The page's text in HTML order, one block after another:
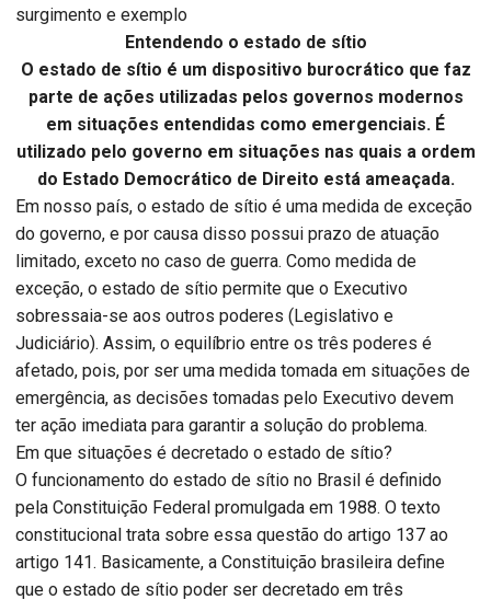
surgimento e exemplo
Entendendo o estado de sítio
O estado de sítio é um dispositivo burocrático que faz
parte de ações utilizadas pelos governos modernos
em situações entendidas como emergenciais. É
utilizado pelo governo em situações nas quais a ordem
do Estado Democrático de Direito está ameaçada.
Em nosso país, o estado de sítio é uma medida de exceção
do governo, e por causa disso possui prazo de atuação
limitado, exceto no caso de guerra. Como medida de
exceção, o estado de sítio permite que o Executivo
sobressaia-se aos outros poderes (Legislativo e
Judiciário). Assim, o equilíbrio entre os três poderes é
afetado, pois, por ser uma medida tomada em situações de
emergência, as decisões tomadas pelo Executivo devem
ter ação imediata para garantir a solução do problema.
Em que situações é decretado o estado de sítio?
O funcionamento do estado de sítio no Brasil é definido
pela Constituição Federal promulgada em 1988. O texto
constitucional trata sobre essa questão do artigo 137 ao
artigo 141. Basicamente, a Constituição brasileira define
que o estado de sítio poder ser decretado em três